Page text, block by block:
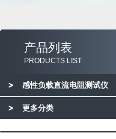
产品列表
PRODUCTS LIST
感性负载直流电阻测试仪
更多分类